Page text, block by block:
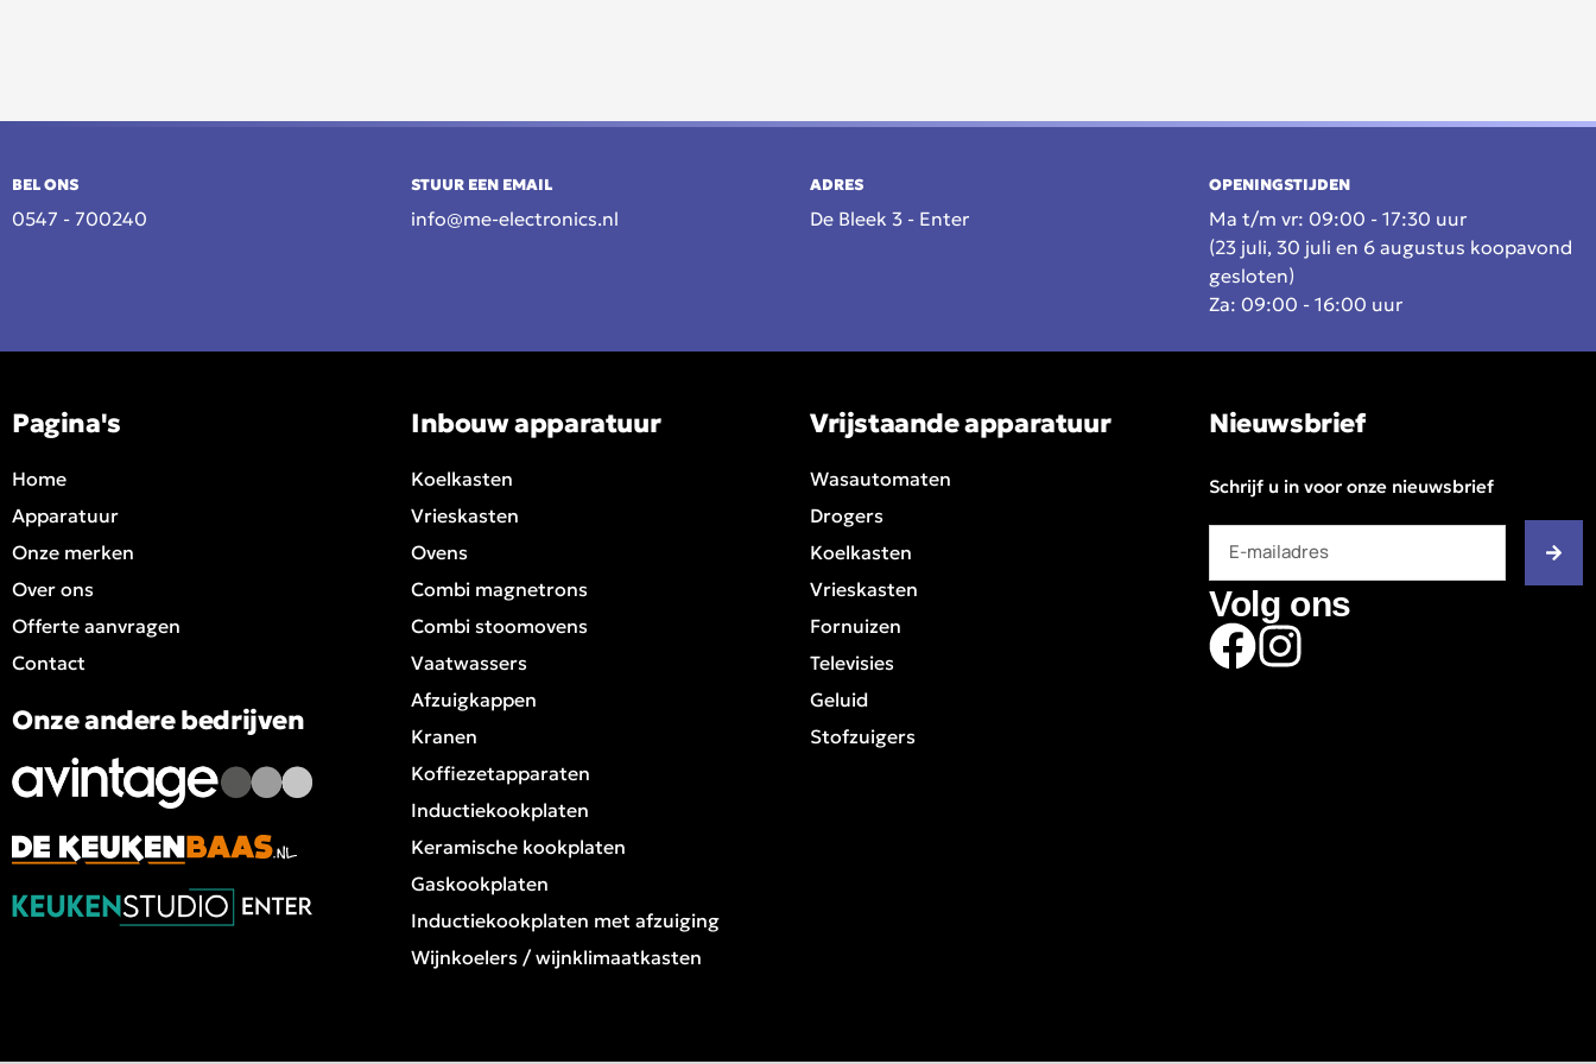
BEL ONS
0547 - 700240
STUUR EEN EMAIL
info@me-electronics.nl
ADRES
De Bleek 3 - Enter
OPENINGSTIJDEN
Ma t/m vr: 09:00 - 17:30 uur
(23 juli, 30 juli en 6 augustus koopavond
gesloten)
Za: 09:00 - 16:00 uur
Pagina's
Home
Apparatuur
Onze merken
Over ons
Offerte aanvragen
Contact
Onze andere bedrijven
Inbouw apparatuur
Koelkasten
Vrieskasten
Ovens
Combi magnetrons
Combi stoomovens
Vaatwassers
Afzuigkappen
Kranen
Koffiezetapparaten
Inductiekookplaten
Keramische kookplaten
Gaskookplaten
Inductiekookplaten met afzuiging
Wijnkoelers / wijnklimaatkasten
Vrijstaande apparatuur
Wasautomaten
Drogers
Koelkasten
Vrieskasten
Fornuizen
Televisies
Geluid
Stofzuigers
Nieuwsbrief
Schrijf u in voor onze nieuwsbrief
Volg ons